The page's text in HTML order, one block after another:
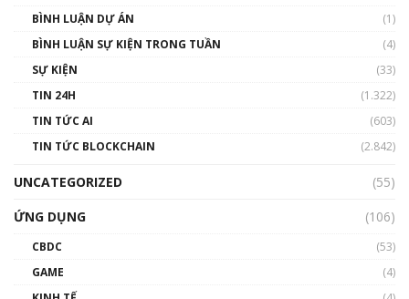
BÌNH LUẬN DỰ ÁN
(1)
BÌNH LUẬN SỰ KIỆN TRONG TUẦN
(4)
SỰ KIỆN
(33)
TIN 24H
(1.322)
TIN TỨC AI
(603)
TIN TỨC BLOCKCHAIN
(2.842)
UNCATEGORIZED
(55)
ỨNG DỤNG
(106)
CBDC
(53)
GAME
(4)